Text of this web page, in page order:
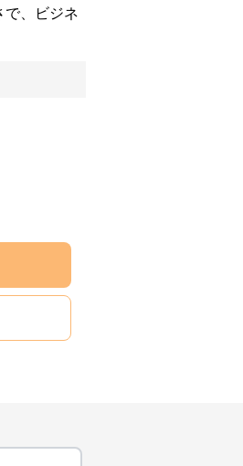
で、ビジネ